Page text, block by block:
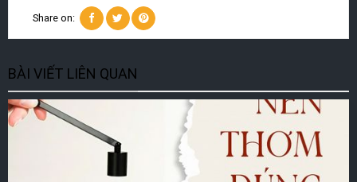
Share on:
BÀI VIẾT LIÊN QUAN